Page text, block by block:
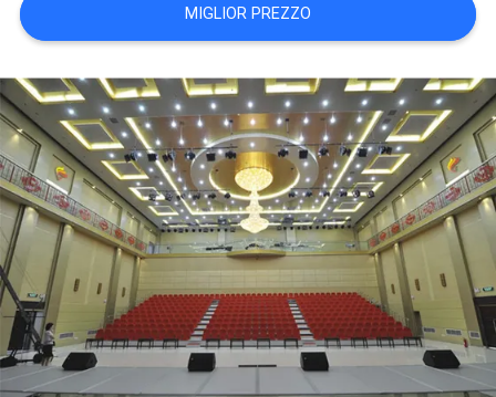
MAPPA
SITO
PRIVACY
POLICY
MIGLIOR PREZZO